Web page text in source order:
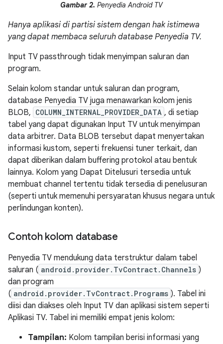
Gambar 2. Penyedia Android TV
Hanya aplikasi di partisi sistem dengan hak istimewa
yang dapat membaca seluruh database Penyedia TV.
Input TV passthrough tidak menyimpan saluran dan
program.
Selain kolom standar untuk saluran dan program,
database Penyedia TV juga menawarkan kolom jenis
BLOB, COLUMN_INTERNAL_PROVIDER_DATA , di setiap
tabel yang dapat digunakan Input TV untuk menyimpan
data arbitrer. Data BLOB tersebut dapat menyertakan
informasi kustom, seperti frekuensi tuner terkait, dan
dapat diberikan dalam buffering protokol atau bentuk
lainnya. Kolom yang Dapat Ditelusuri tersedia untuk
membuat channel tertentu tidak tersedia di penelusuran
(seperti untuk memenuhi persyaratan khusus negara untuk
perlindungan konten).
Contoh kolom database
Penyedia TV mendukung data terstruktur dalam tabel
saluran ( android.provider.TvContract.Channels )
dan program
( android.provider.TvContract.Programs ). Tabel ini
diisi dan diakses oleh Input TV dan aplikasi sistem seperti
Aplikasi TV. Tabel ini memiliki empat jenis kolom:
Tampilan: Kolom tampilan berisi informasi yang